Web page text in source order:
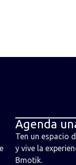
Agenda
Ten un espacio
y vive la
Bmotik.